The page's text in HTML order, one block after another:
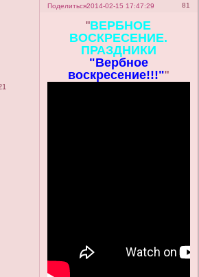
Поделиться 81
2014-02-15 17:47:29
"ВЕРБНОЕ
ВОСКРЕСЕНИЕ.
ПРАЗДНИКИ
"Вербное
воскресение!!!""